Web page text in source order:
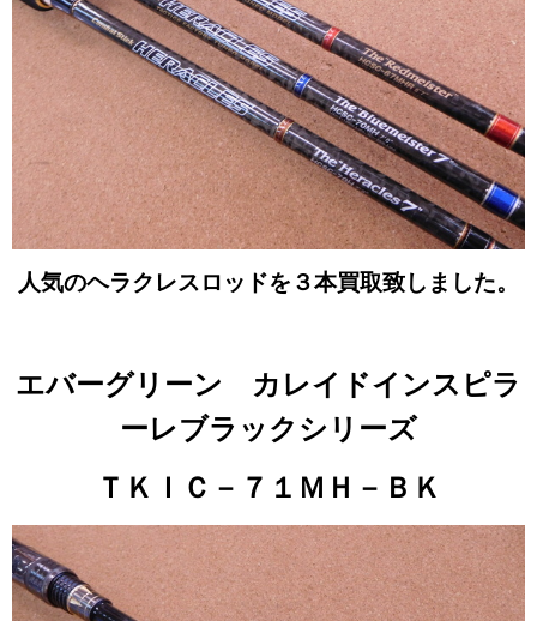
人気のヘラクレスロッドを３本買取致しました。
エバーグリーン カレイドインスピラ
ーレブラックシリーズ
ＴＫＩＣ－７１ＭＨ－ＢＫ